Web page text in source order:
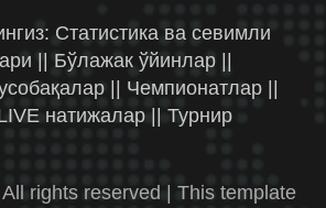
Статистика ва севимли
|| Бўлажак ўйинлар ||
|| Чемпионатлар ||
натижалар || Турнир
rights reserved | This template